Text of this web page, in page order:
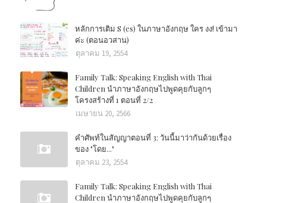
หลักการเติม S (es) ในภาษาอังกฤษ ใคร งง! เข้ามา
ค่ะ (ตอนอวสาน)
ตุลาคม 19, 2554
Family Talk: Speaking English with Thai
Children นำภาษาอังกฤษไปพูดคุยกับลูกๆ
โครงสร้างที่ 1 ตอนที่ 2/2
เมษายน 20, 2566
คำศัพท์ในสัญญาตอนที่ 3: วันนี้มาว่ากันด้วยเรื่อง
ของ "โดย..."
ตุลาคม 23, 2554
Family Talk: Speaking English with Thai
Children นำภาษาอังกฤษไปพูดคุยกับลูกๆ